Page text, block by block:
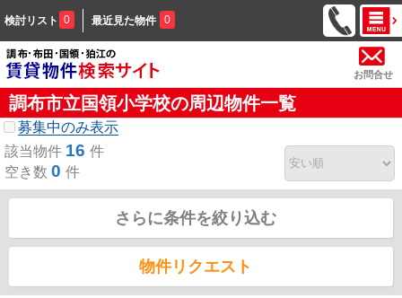
検討リスト 0 最近見た物件 0
お問合せ
調布市立国領小学校の周辺物件一覧
募集中のみ表示
該当物件 16 件
空き数 0 件
さらに条件を絞り込む
物件リクエスト